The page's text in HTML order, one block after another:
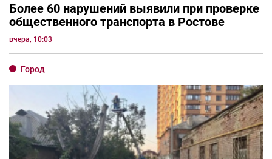
Более 60 нарушений выявили при проверке
общественного транспорта в Ростове
вчера, 10:03
Город